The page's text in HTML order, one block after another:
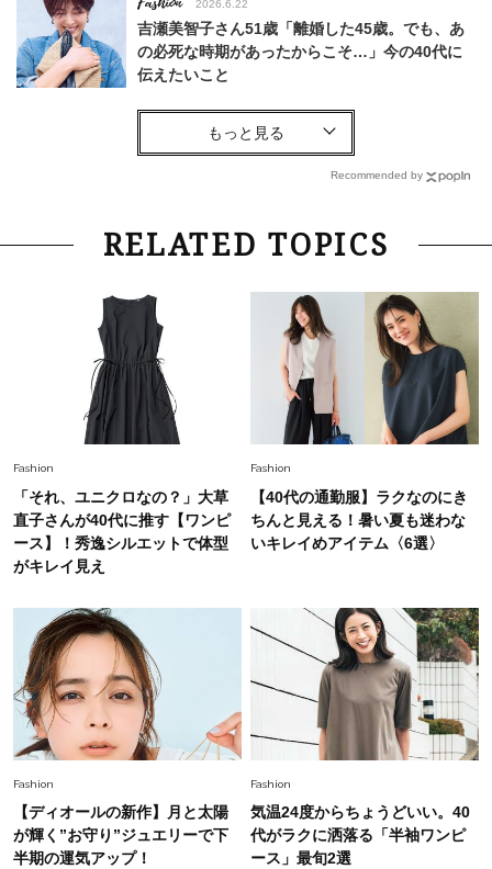
2026.6.22
吉瀬美智子さん51歳「離婚した45歳。でも、あ
の必死な時期があったからこそ…」今の40代に
伝えたいこと
Fashion
【40代コンサバ派】白Tシャツは「パール×ゴー
Lifestyle 2026.7.29
「お若いですね」は褒め言葉？“若い＝美しい”と
ーレス連載22】
Lifestyle
「人間、役に立たなきゃ生きてちゃいかんか？」
上野千鶴子先生が問い直す“理想の老後”の呪縛
【ジェンダー連載23】
2026.8.6
26年夏の【開運アクション】は”ひと拭き”習
慣！「金運アップ→トイレ、じゃあ底上げ運
は？」
梅宮アンナさん 電撃婚から1年、家族の価値観
を育み中「理想の暮らしよりも今の心地よさを選
んだ」
Fashion
中村ゆりさん「40代になり、やっと“仕事以外の
幸福感”に目が向いた」ライフスタイルも、服も
Fashion 2026.7.16
白黒でもこんなに華やぐ！40代、夏の「甘めト
ップス×パンツ」コーデ〈3選〉
Recommended by
RELATED TOPICS
Fashion
「それ、ユニクロなの？」大草
直子さんが40代に推す【ワンピ
ース】！秀逸シルエットで体型
がキレイ見え
Fashion
【40代の通勤服】ラクなのにき
ちんと見える！暑い夏も迷わな
いキレイめアイテム〈6選〉
Fashion
【ディオールの新作】月と太陽
が輝く”お守り”ジュエリーで下
半期の運気アップ！
Fashion
気温24度からちょうどいい。40
代がラクに洒落る「半袖ワンピ
ース」最旬2選